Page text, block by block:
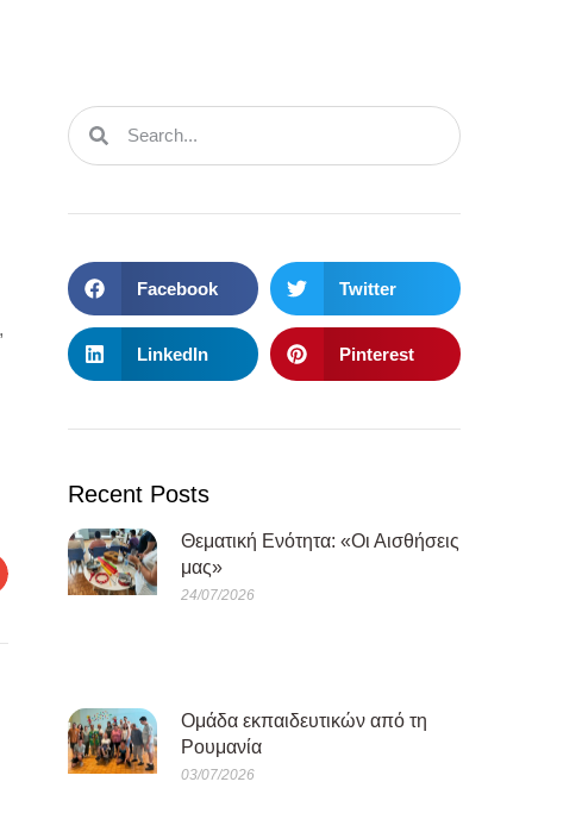
Facebook Twitter
LinkedIn Pinterest
Recent Posts
Θεματική Ενότητα: «Οι Αισθήσεις
μας»
24/07/2026
Oμάδα εκπαιδευτικών από τη
Ρουμανία
03/07/2026